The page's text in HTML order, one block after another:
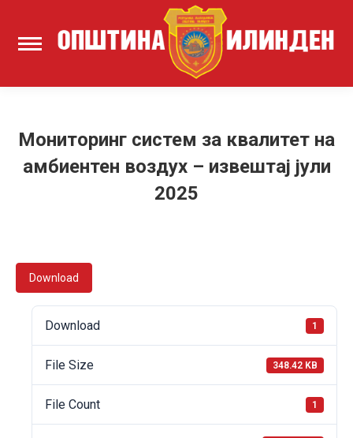
Мониторинг систем за квалитет на
амбиентен воздух – извештај јули
2025
Download
Download 1
File Size 348.42 KB
File Count 1